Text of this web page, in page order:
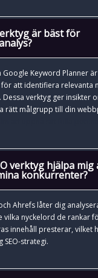
är bäst för
Google Keyword Planner
att identifiera relevanta
Dessa verktyg ger insikter
rätt målgrupp till din
verktyg hjälpa mig
konkurrenter?
Ahrefs låter dig
vilka nyckelord de rankar
innehåll presterar, vilket
SEO-strategi.